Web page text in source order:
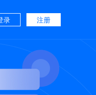
录 注册